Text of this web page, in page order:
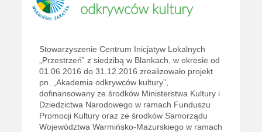
odkrywców kultury
Stowarzyszenie Centrum Inicjatyw Lokalnych
„Przestrzeń” z siedzibą w Blankach, w okresie od
01.06.2016 do 31.12.2016 zrealizowało projekt
pn. „Akademia odkrywców kultury”,
dofinansowany ze środków Ministerstwa Kultury i
Dziedzictwa Narodowego w ramach Funduszu
Promocji Kultury oraz ze środków Samorządu
Województwa Warmińsko-Mazurskiego w ramach